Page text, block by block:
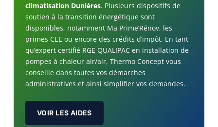
climatisation Dunières. Plusieurs dispositifs de
soutien à la transition énergétique sont
disponibles, notamment Ma Prime’Rénov, les
primes CEE ou encore des crédits d’impôt. En tant
qu’expert certifié RGE QUALIPAC en installation de
pompes à chaleur air/air, Thermo Concept vous
conseille dans toutes vos démarches
administratives et ainsi simplifier vos demandes.
VOIR LES AIDES